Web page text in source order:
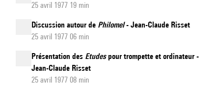
25 avril 1977 19 min
Discussion autour de Philomel- Jean-Claude Risset
25 avril 1977 06 min
Présentation des Etudespour trompette et ordinateur -
Jean-Claude Risset
25 avril 1977 08 min